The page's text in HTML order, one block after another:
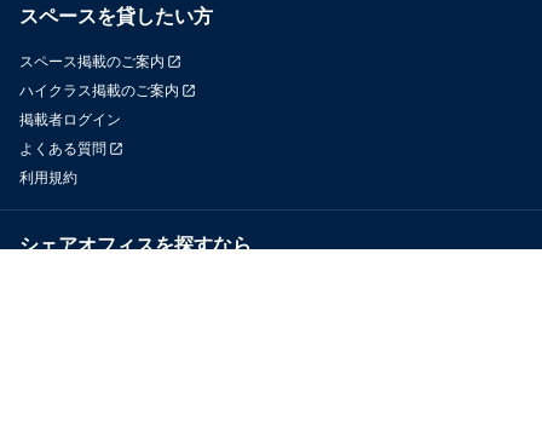
スペースを貸したい方
スペース掲載のご案内
ハイクラス掲載のご案内
掲載者ログイン
よくある質問
利用規約
シェアオフィスを探すなら